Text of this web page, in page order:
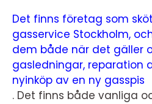
Det finns företag som
gasservice Stockholm,
dem både när det gäller
gasledningar, reparation
nyinköp av en ny gasspis
. Det finns både vanliga